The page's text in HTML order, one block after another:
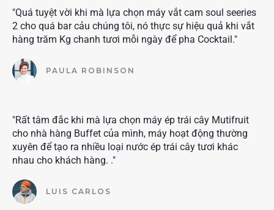
"Quá tuyệt vời khi mà lựa chọn máy vắt cam soul seeries
2 cho quá bar cảu chúng tôi, nó thực sự hiệu quả khi vắt
hàng trăm Kg chanh tươi mỗi ngày để pha Cocktail."
PAULA ROBINSON
"Rất tâm đắc khi mà lựa chọn máy ép trái cây Mutifruit
cho nhà hàng Buffet của mình, máy hoạt động thường
xuyên để tạo ra nhiều loại nước ép trái cây tươi khác
nhau cho khách hàng. ."
LUIS CARLOS